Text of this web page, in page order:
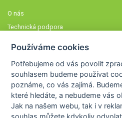
O nás
Technická podpora
Členové STOBklubu
Zásady nakládání s osobními údaji
Otestujte se
Spočítejte si
Používáme cookies
Potřebujeme od vás povolit
souhlasem budeme používat
poznáme,co vás zajímá.
které hledáte, a nebudeme vás
Jak na našem webu, tak i v
souhlas můžete kdykoliv